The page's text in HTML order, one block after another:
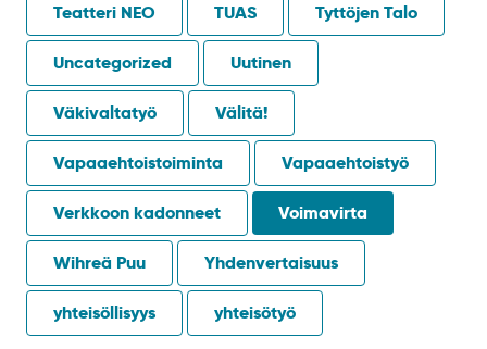
Teatteri NEO TUAS Tyttöjen Talo
Uncategorized Uutinen
Väkivaltatyö Välitä!
Vapaaehtoistoiminta Vapaaehtoistyö
Verkkoon kadonneet Voimavirta
Wihreä Puu Yhdenvertaisuus
yhteisöllisyys yhteisötyö